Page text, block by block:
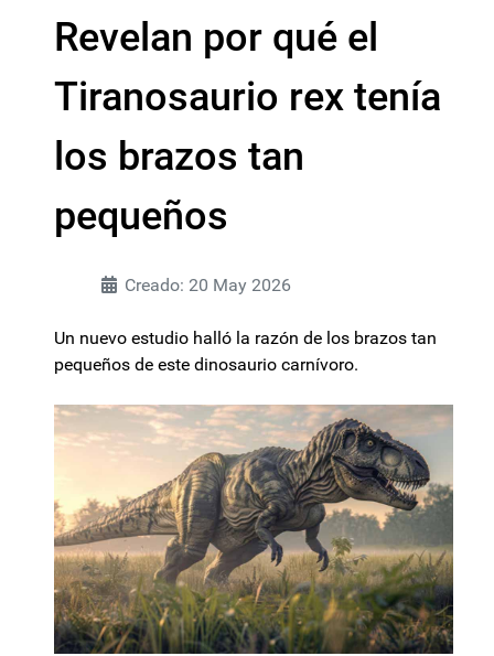
Revelan por qué el
Tiranosaurio rex tenía
los brazos tan
pequeños
Creado: 20 May 2026
Un nuevo estudio halló la razón de los brazos tan
pequeños de este dinosaurio carnívoro.